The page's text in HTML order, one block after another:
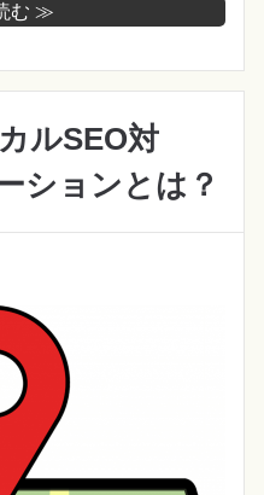
む ≫
ルSEO対
ションとは？